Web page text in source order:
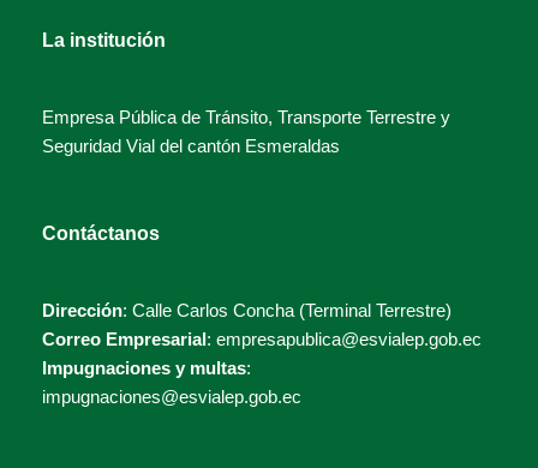
La institución
Empresa Pública de Tránsito, Transporte Terrestre y
Seguridad Vial del cantón Esmeraldas
Contáctanos
Dirección: Calle Carlos Concha (Terminal Terrestre)
Correo Empresarial: empresapublica@esvialep.gob.ec
Impugnaciones y multas:
impugnaciones@esvialep.gob.ec